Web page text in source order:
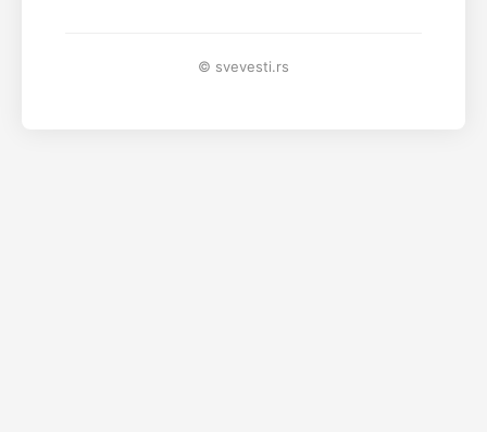
© svevesti.rs